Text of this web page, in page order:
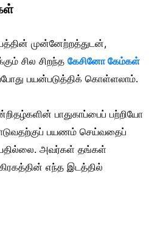
முன்னேற்றத்துடன்,
சில சிறந்த கேசினோ கேம்கள்
பயன்படுத்திக் கொள்ளலாம்.
பாதுகாப்பைப் பற்றியோ
பயணம் செய்வதைப்
அவர்கள் தங்கள்
எந்த இடத்தில்